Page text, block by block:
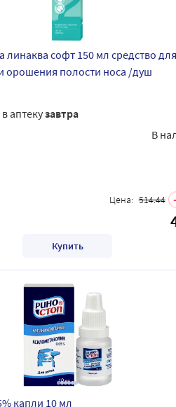
линаква софт 150 мл средство для
орошения полости носа /душ
аптекузавтра
В
Цена: 514.44
Купить
капли 10 мл